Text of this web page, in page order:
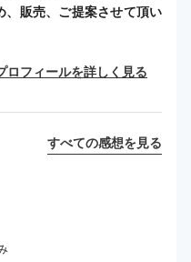
、販売、ご提案させて頂い
ロフィールを詳しく見る
すべての感想を見る